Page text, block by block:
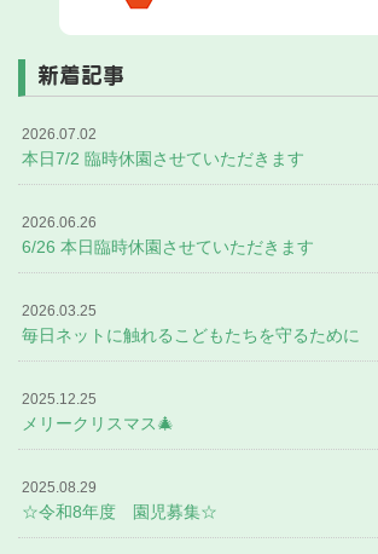
新着記事
2026.07.02
本日7/2 臨時休園させていただきます
2026.06.26
6/26 本日臨時休園させていただきます
2026.03.25
毎日ネットに触れるこどもたちを守るために
2025.12.25
メリークリスマス🎄
2025.08.29
☆令和8年度 園児募集☆